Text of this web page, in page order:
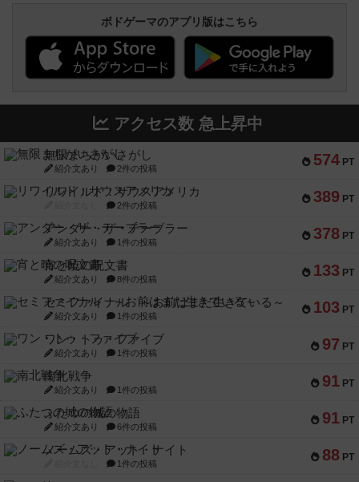
ボドゲーマのアプリ版はこちら
アクセス数 急上昇中
574 PT
無限まちがいさがし
紹介文あり 2件の投稿
389 PT
リワイルド：サウスアメリカ
2件の投稿
378 PT
アンダー・ザ・テーブラー
紹介文あり 1件の投稿
133 PT
宵と暁の呪文書
紹介文あり 8件の投稿
103 PT
セミファイナル ～お前はまだ生きている～
紹介文あり 1件の投稿
97 PT
ワン・トゥ・ファイブ
紹介文あり 1件の投稿
91 PT
南北戦争
紹介文あり 1件の投稿
91 PT
ふたつの城の物語
紹介文あり 6件の投稿
88 PT
ノームズ・アット・ナイト
1件の投稿